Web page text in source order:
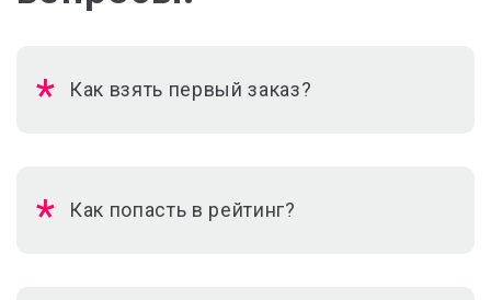
Как взять первый заказ?
Как попасть в рейтинг?